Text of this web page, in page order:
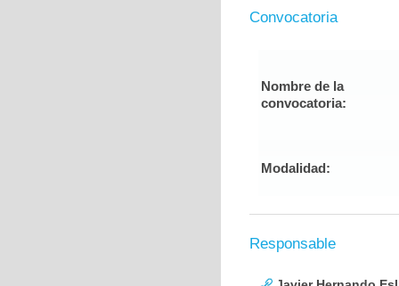
Convocatoria
Nombre de la
convocatoria:
Modalidad:
Responsable